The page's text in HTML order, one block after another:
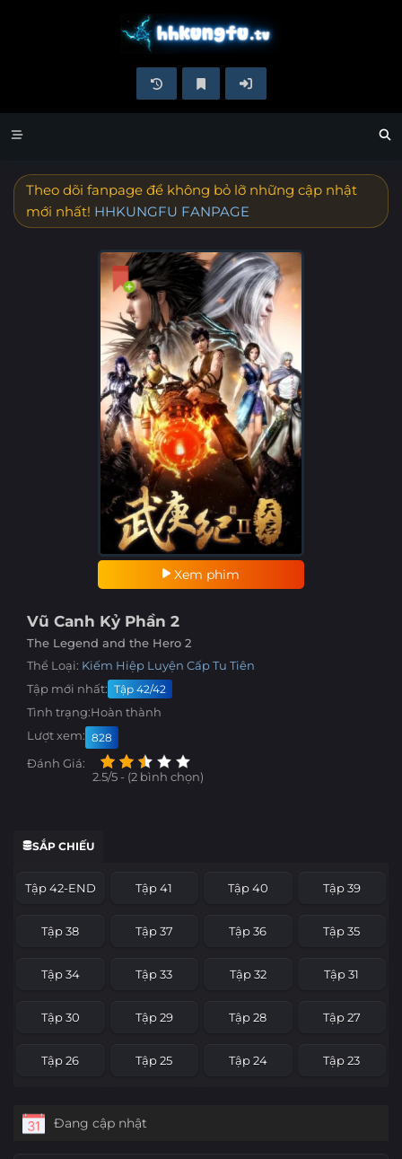
Theo dõi fanpage để không bỏ lỡ những cập nhật
mới nhất! HHKUNGFU FANPAGE
Xem phim
Vũ Canh Kỷ Phần 2
The Legend and the Hero 2
Thể Loại: Kiếm Hiệp Luyện CấpTu Tiên
Tập mới nhất: Tập 42/42
Tình trạng:Hoàn thành
Lượt xem: 828
Đánh Giá:
2.5/5 - (2 bình chọn)
SẮP CHIẾU
Tập 42-END Tập 41 Tập 40 Tập 39
Tập 38 Tập 37 Tập 36 Tập 35
Tập 34 Tập 33 Tập 32 Tập 31
Tập 30 Tập 29 Tập 28 Tập 27
Tập 26 Tập 25 Tập 24 Tập 23
Đang cập nhật